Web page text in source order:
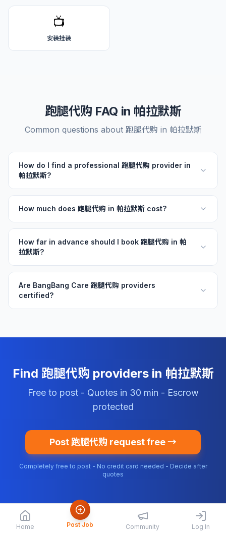
📺
安装挂装
跑腿代购 FAQ in 帕拉默斯
Common questions about 跑腿代购 in 帕拉默斯
How do I find a professional 跑腿代购 provider in
帕拉默斯?
How much does 跑腿代购 in 帕拉默斯 cost?
How far in advance should I book 跑腿代购 in 帕
拉默斯?
Are BangBang Care 跑腿代购 providers
certified?
Find 跑腿代购 providers in 帕拉默斯
Free to post - Quotes in 30 min - Escrow
protected
Post 跑腿代购 request free →
Completely free to post - No credit card needed - Decide after
quotes
Home Post Job Community Log In